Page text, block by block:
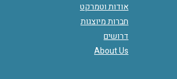
אודות וטמרקט
חברות מיוצגות
דרושים
About Us